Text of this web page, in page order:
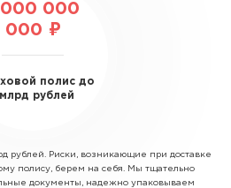
000 000
000 ₽
полис до
млрд рублей
рублей. Риски, возникающие при доставке
полису, берем на себя. Мы тщательно
документы, надежно упаковываем